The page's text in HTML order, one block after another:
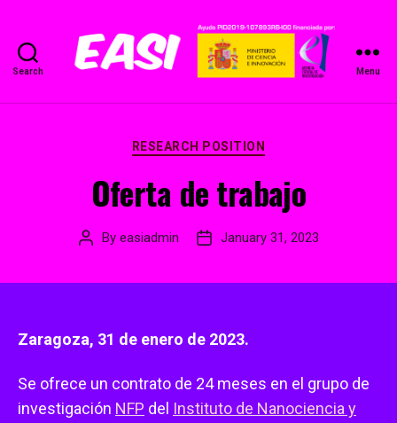
Search
EASI
Project
Menu
Categories
RESEARCH POSITION
Oferta de trabajo
Post
By easiadmin
PostJanuary 31, 2023
Zaragoza, 31 de enero de 2023.
Se ofrece un contrato de 24 meses en el grupo de
investigación NFP del Instituto de Nanociencia y